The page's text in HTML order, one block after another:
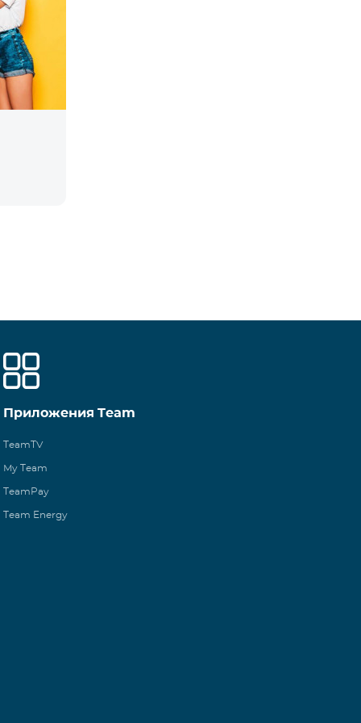
Приложения Team
TeamTV
My Team
TeamPay
Team Energy